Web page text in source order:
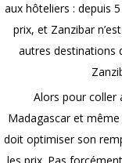
aux hôteliers : depuis
prix, et Zanzibar
autres destinations
Alors pour coller
Madagascar et
doit optimiser son